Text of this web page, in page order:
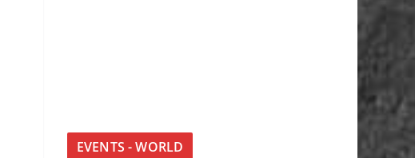
EVENTS - WORLD